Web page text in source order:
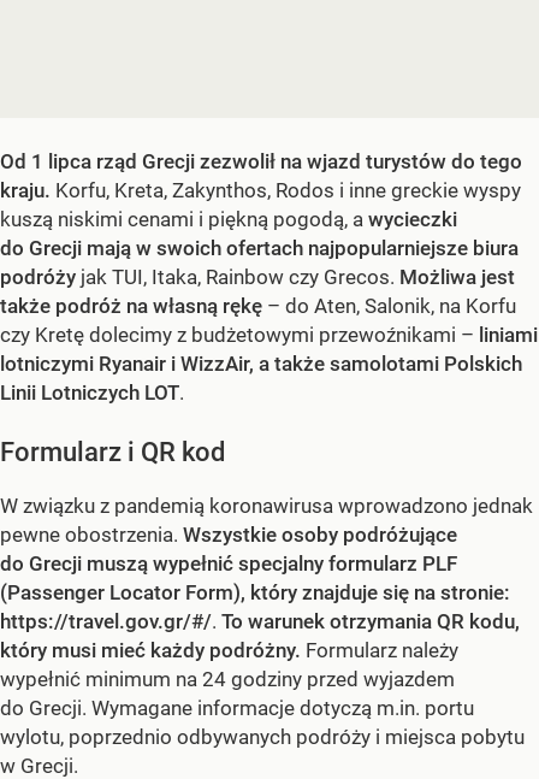
Od 1 lipca rząd Grecji zezwolił na wjazd turystów do tego
kraju. Korfu, Kreta, Zakynthos, Rodos i inne greckie wyspy
kuszą niskimi cenami i piękną pogodą, a wycieczki
do Grecji mają w swoich ofertach najpopularniejsze biura
podróży jak TUI, Itaka, Rainbow czy Grecos. Możliwa jest
także podróż na własną rękę – do Aten, Salonik, na Korfu
czy Kretę dolecimy z budżetowymi przewoźnikami – liniami
lotniczymi Ryanair i WizzAir, a także samolotami Polskich
Linii Lotniczych LOT.
Formularz i QR kod
W związku z pandemią koronawirusa wprowadzono jednak
pewne obostrzenia. Wszystkie osoby podróżujące
do Grecji muszą wypełnić specjalny formularz PLF
(Passenger Locator Form), który znajduje się na stronie:
https://travel.gov.gr/#/. To warunek otrzymania QR kodu,
który musi mieć każdy podróżny. Formularz należy
wypełnić minimum na 24 godziny przed wyjazdem
do Grecji. Wymagane informacje dotyczą m.in. portu
wylotu, poprzednio odbywanych podróży i miejsca pobytu
w Grecji.